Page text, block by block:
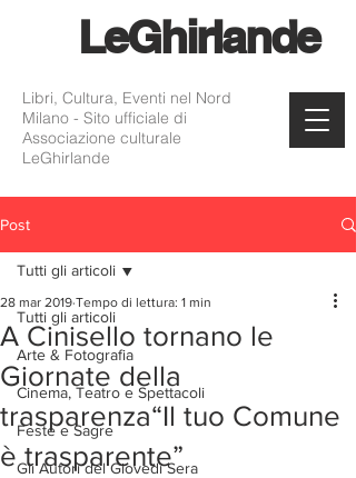
LeGhirlande
Libri, Cultura, Eventi nel Nord
Milano - Sito ufficiale di
Associazione culturale
LeGhirlande
Post
Tutti gli articoli
Arte & Fotografia
Cinema, Teatro e Spettacoli
Feste e Sagre
Gli Autori del Giovedì Sera
Tutti gli articoli
A Cinisello tornano le
Giornate della
trasparenza“Il tuo Comune
è trasparente”
28 mar 2019 Tempo di lettura: 1 min